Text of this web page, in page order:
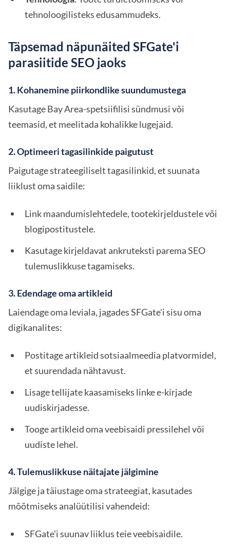
tehnoloogilisteks edusammudeks.
Täpsemad näpunäited SFGate'i
parasiitide SEO jaoks
1. Kohanemine piirkondlike suundumustega
Kasutage Bay Area-spetsiifilisi sündmusi või
teemasid, et meelitada kohalikke lugejaid.
2. Optimeeri tagasilinkide paigutust
Paigutage strateegiliselt tagasilinkid, et suunata
liiklust oma saidile:
Link maandumislehtedele, tootekirjeldustele või
blogipostitustele.
Kasutage kirjeldavat ankruteksti parema SEO
tulemuslikkuse tagamiseks.
3. Edendage oma artikleid
Laiendage oma leviala, jagades SFGate'i sisu oma
digikanalites:
Postitage artikleid sotsiaalmeedia platvormidel,
et suurendada nähtavust.
Lisage tellijate kaasamiseks linke e-kirjade
uudiskirjadesse.
Tooge artikleid oma veebisaidi pressilehel või
uudiste lehel.
4. Tulemuslikkuse näitajate jälgimine
Jälgige ja täiustage oma strateegiat, kasutades
mõõtmiseks analüütilisi vahendeid:
SFGate'i suunav liiklus teie veebisaidile.